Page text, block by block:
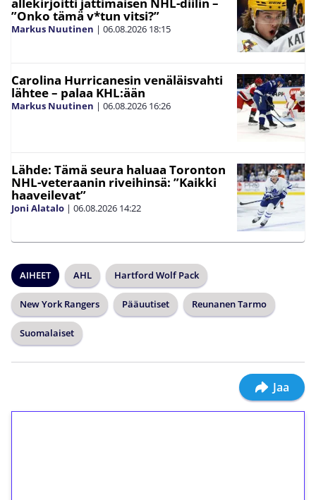
”Onko tämä v*tun vitsi?”
Markus Nuutinen | 06.08.2026 18:15
Carolina Hurricanesin venäläisvahti
lähtee – palaa KHL:ään
Markus Nuutinen | 06.08.2026 16:26
Lähde: Tämä seura haluaa Toronton
NHL-veteraanin riveihinsä: ”Kaikki
haaveilevat”
Joni Alatalo | 06.08.2026 14:22
AIHEET AHL Hartford Wolf Pack
New York Rangers Pääuutiset Reunanen Tarmo
Suomalaiset
Jaa